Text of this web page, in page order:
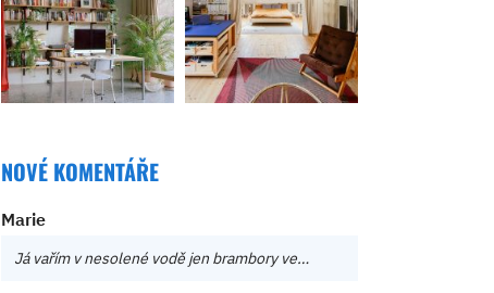
NOVÉ KOMENTÁŘE
Marie
Já vařím v nesolené vodě jen brambory ve…